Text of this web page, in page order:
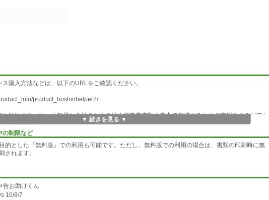
購入方法などは、以下のURLをご確認ください。
product_hoshinhelper2/
助けくん」は、小規模な会社のための法人税申告書類を自力で作成するための支援をするソフト
からデータを入力することにより、法人税申告書を作成します。会計ソフト関連の処理を切り離す
販会計ソフトを使用しているユーザ様にも利用していただけます。
告の会社 (2) 役員10人以下 (3) 事業所は1箇所のみ
的とした『無料版』での利用も可能です。ただし、無料版での利用の場合は、書類の印刷時に無料
れます。
▼ 続きを見る ▼
の制限など
的とした『無料版』での利用も可能です。ただし、無料版での利用の場合は、書類の印刷時に無
されます。
告お助けくん
10/8/7